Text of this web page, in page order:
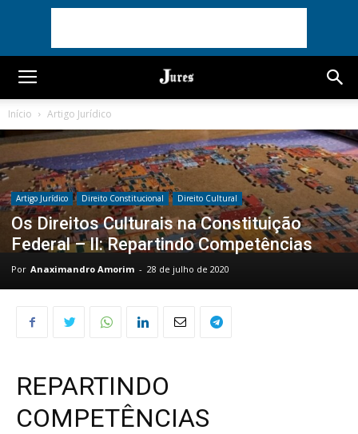
Início Artigo Jurídico
Artigo Jurídico Direito Constitucional Direito Cultural
Os Direitos Culturais na Constituição
Federal – II: Repartindo Competências
Por Anaximandro Amorim - 28 de julho de 2020
REPARTINDO
COMPETÊNCIAS